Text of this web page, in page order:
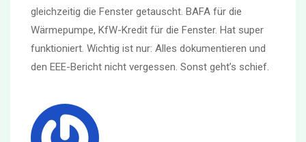
gleichzeitig die Fenster getauscht. BAFA für die
Wärmepumpe, KfW-Kredit für die Fenster. Hat super
funktioniert. Wichtig ist nur: Alles dokumentieren und
den EEE-Bericht nicht vergessen. Sonst geht’s schief.